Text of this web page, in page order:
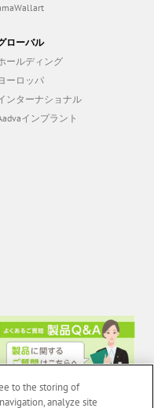
ローバル
ールディング
ーロッパ
ンターナショナル
インプラント
to the storing of
analyze site